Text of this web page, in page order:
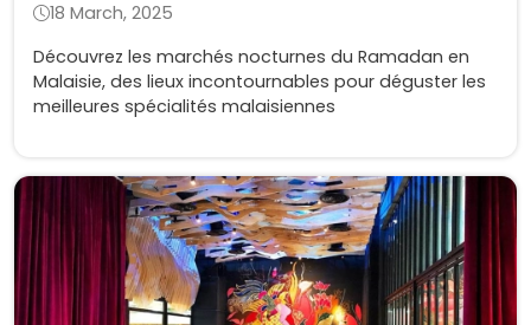
18 March, 2025
Découvrez les marchés nocturnes du Ramadan en
Malaisie, des lieux incontournables pour déguster les
meilleures spécialités malaisiennes